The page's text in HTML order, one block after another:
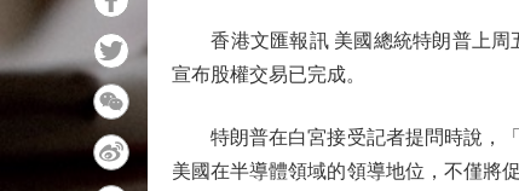
香港文匯報訊 美國總統特朗普上周五
宣布股權交易已完成。
特朗普在白宮接受記者提問時說，「
美國在半導體領域的領導地位，不僅將